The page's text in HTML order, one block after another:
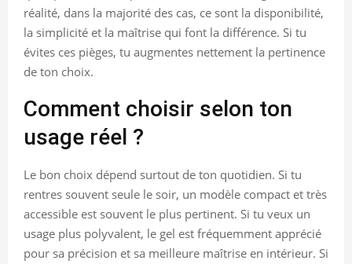
réalité, dans la majorité des cas, ce sont la disponibilité,
la simplicité et la maîtrise qui font la différence. Si tu
évites ces pièges, tu augmentes nettement la pertinence
de ton choix.
Comment choisir selon ton
usage réel ?
Le bon choix dépend surtout de ton quotidien. Si tu
rentres souvent seule le soir, un modèle compact et très
accessible est souvent le plus pertinent. Si tu veux un
usage plus polyvalent, le gel est fréquemment apprécié
pour sa précision et sa meilleure maîtrise en intérieur. Si